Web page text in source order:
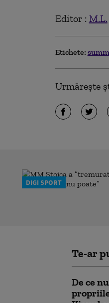
Editor : M.L.
Etichete:
Urmărește
DIGI SPORT
Te-ar
De ce